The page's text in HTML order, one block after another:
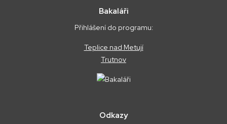
Bakaláři
Přihlášení do programu:
Teplice nad Metují
Trutnov
Odkazy